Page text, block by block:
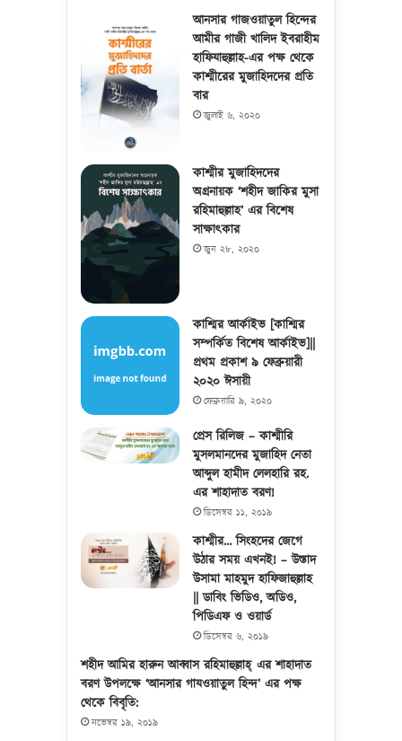
আনসার গাজওয়াতুল হিন্দের
আমীর গাজী খালিদ ইবরাহীম
হাফিযাহুল্লাহ-এর পক্ষ থেকে
কাশ্মীরের মুজাহিদদের প্রতি
বার
জুলাই ৬, ২০২০
কাশ্মীর মুজাহিদদের
অগ্রনায়ক ‘শহীদ জাকির মুসা
রহিমাহুল্লাহ’ এর বিশেষ
সাক্ষাৎকার
জুন ২৮, ২০২০
কাশ্মির আর্কাইভ [কাশ্মির
সম্পর্কিত বিশেষ আর্কাইভ]||
প্রথম প্রকাশ ৯ ফেব্রুয়ারী
২০২০ ঈসায়ী
ফেব্রুয়ারি ৯, ২০২০
প্রেস রিলিজ – কাশ্মীরি
মুসলমানদের মুজাহিদ নেতা
আব্দুল হামীদ লেলহারি রহ.
এর শাহাদাত বরণ!
ডিসেম্বর ১১, ২০১৯
কাশ্মীর… সিংহদের জেগে
উঠার সময় এখনই! – উস্তাদ
উসামা মাহমুদ হাফিজাহুল্লাহ
|| ডাবিং ভিডিও, অডিও,
পিডিএফ ও ওয়ার্ড
ডিসেম্বর ৬, ২০১৯
শহীদ আমির হারুন আব্বাস রহিমাহুল্লাহ্ এর শাহাদাত
বরণ উপলক্ষে ‘আনসার গাযওয়াতুল হিন্দ’ এর পক্ষ
থেকে বিবৃতি:
নভেম্বর ১৯, ২০১৯